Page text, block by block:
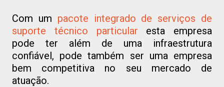
Com um pacote integrado de serviços de
suporte técnico particular esta empresa
pode ter além de uma infraestrutura
confiável, pode também ser uma empresa
bem competitiva no seu mercado de
atuação.